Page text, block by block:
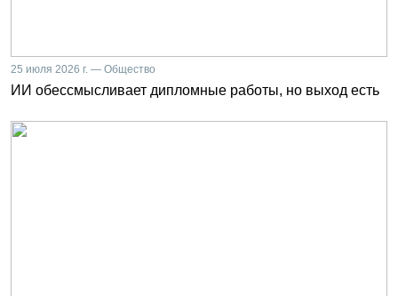
25 июля 2026 г. — Общество
ИИ обессмысливает дипломные работы, но выход есть